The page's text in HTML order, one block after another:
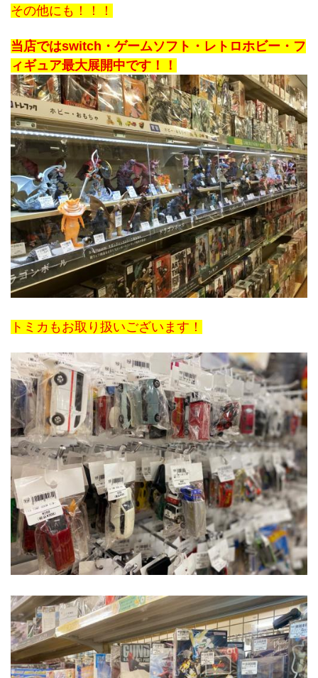
その他にも！！！
﻿当店ではswitch・ゲームソフト・レトロホビー・フ
ィギュア最大展開中です！！
トミカもお取り扱いございます！